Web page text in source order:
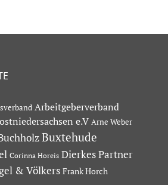
Arbeitgeberverband
e.V Arne Weber
Buxtehude
Corinna Horeis Dierkes Partner
& Völkers Frank Horch